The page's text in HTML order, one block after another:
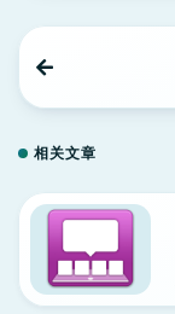
相关文章